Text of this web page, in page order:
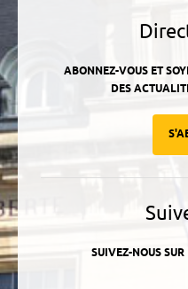
ABONNEZ-VOUS ET
DES
SUIVEZ-NOUS